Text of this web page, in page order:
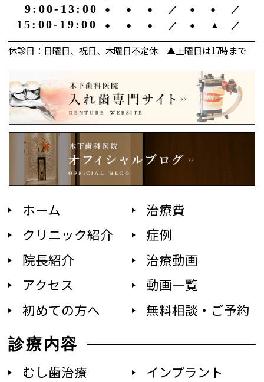
9:00-13:00 ● ● ● ／ ● ● ／
15:00-19:00 ● ● ● ／ ● ▲ ／
休診日：日曜日、祝日、木曜日不定休 ▲土曜日は17時まで
ホーム
クリニック紹介
院長紹介
アクセス
初めての方へ
治療費
症例
治療動画
動画一覧
無料相談・ご予約
診療内容
むし歯治療
インプラント